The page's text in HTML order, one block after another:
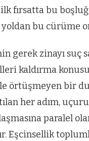
fırsatta bu
yoldan bu cürüme
gerek zinayı suç
kaldırma
örtüşmeyen bir
her adım,
paralel
Eşcinsellik